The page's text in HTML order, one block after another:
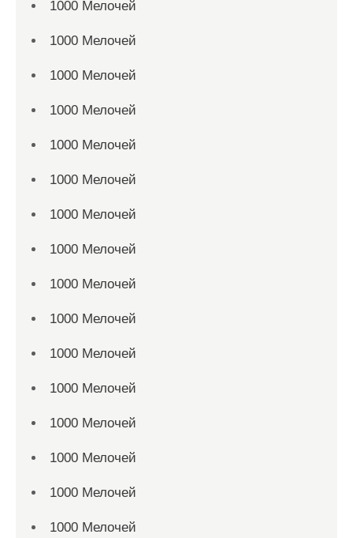
1000 Мелочей
1000 Мелочей
1000 Мелочей
1000 Мелочей
1000 Мелочей
1000 Мелочей
1000 Мелочей
1000 Мелочей
1000 Мелочей
1000 Мелочей
1000 Мелочей
1000 Мелочей
1000 Мелочей
1000 Мелочей
1000 Мелочей
1000 Мелочей